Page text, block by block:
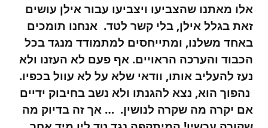
אלו מאתנו שהצביעו ויצביעו עבור אילן עושים
זאת בגלל אילן, בלי קשר לטד. אנחנו תומכים
באחד משלנו, ומתייחסים למתמודד מנגד בכל
הכבוד והערכה הראויים. אף פעם לא העזנו ולא
נעז להעליב אותו, וודאי שלא על לא עוול בכפיו.
נהפוך הוא, נצא להגנתו ולא נשב בחיבוק ידיים
אם יקרה מה שקרה לנושין. … אך זה בדיוק מה